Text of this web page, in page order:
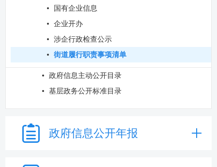
国有企业信息
企业开办
涉企行政检查公示
街道履行职责事项清单
政府信息主动公开目录
基层政务公开标准目录
政府信息公开年报